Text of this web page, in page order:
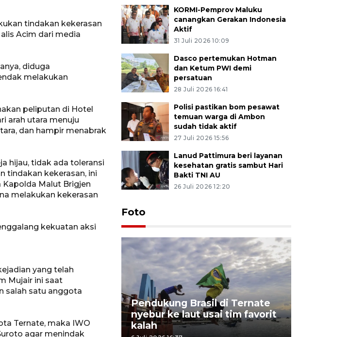
tindakan kekerasan
Acim dari media
diduga
melakukan
peliputan di Hotel
arah utara menuju
dan hampir menabrak
hijau, tidak ada toleransi
tindakan kekerasan, ini
Malut Brigjen
melakukan kekerasan
kekuatan aksi
yang telah
Mujair ini saat
salah satu anggota
Ternate, maka IWO
agar menindak
KORMI-Pemprov Maluku
canangkan Gerakan Indonesia
Aktif
31 Juli 2026 10:09
Dasco pertemukan Hotman
dan Ketum PWI demi
persatuan
28 Juli 2026 16:41
Polisi pastikan bom pesawat
temuan warga di Ambon
sudah tidak aktif
27 Juli 2026 15:56
Lanud Pattimura beri layanan
kesehatan gratis sambut Hari
Bakti TNI AU
26 Juli 2026 12:20
Foto
Pendukung Brasil di Ternate
nyebur ke laut usai tim favorit
kalah